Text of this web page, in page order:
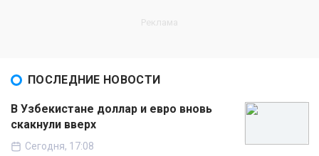
ПОСЛЕДНИЕ НОВОСТИ
В Узбекистане доллар и евро вновь
скакнули вверх
Сегодня, 17:08